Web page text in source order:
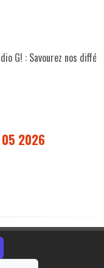
G! : Savourez nos
2026